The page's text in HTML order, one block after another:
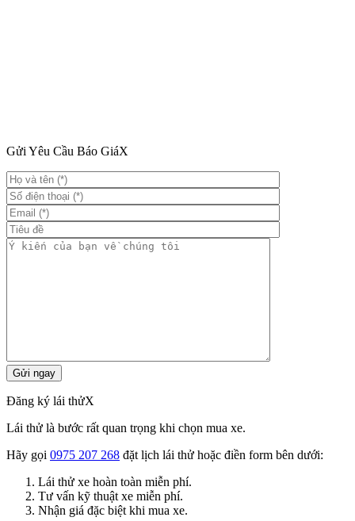
Gửi Yêu Cầu Báo GiáX
Đăng ký lái thửX
Lái thử là bước rất quan trọng khi chọn mua xe.
Hãy gọi 0975 207 268 đặt lịch lái thử hoặc điền form bên dưới:
Lái thử xe hoàn toàn miễn phí.
Tư vấn kỹ thuật xe miễn phí.
Nhận giá đặc biệt khi mua xe.